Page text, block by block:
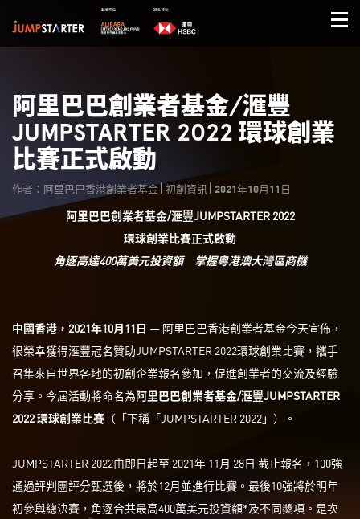
阿里巴巴創業者基金/滙豐
JUMPSTARTER 2022 環球創業
比賽正式啟動
作者：阿里巴巴香港創業者基金 初創資訊 2021年10月11日
阿里巴巴創業者基金/滙豐JUMPSTARTER 2022
環球創業比賽正式啟動
角逐高達400萬美元投資額 掌握粵港澳大灣區商機
中國香港， 2021年10月11日 — 阿里巴巴香港創業者基金今天宣佈，
很榮幸獲得滙豐冠名贊助JUMPSTARTER 2022環球創業比賽，攜手
召集來自世界各地的初創企業報名參加，促進創業者的交流及經驗
分享。今屆活動將命名為阿里巴巴創業者基金/滙豐JUMPSTARTER
2022環球創業比賽 （「下稱「JUMPSTARTER 2022」）。
JUMPSTARTER 2022由即日起至 2021年 11月 28日 截止報名，100強
通過評判團評分甄選後，將於12月並進行比賽。最後10強將於明年
初參與總決賽，角逐合共最高400萬美元投資額*及不同奬項。是次